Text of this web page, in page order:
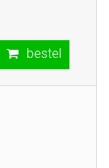
bestel